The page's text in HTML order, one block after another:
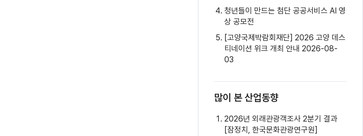
청년들이 만드는 첨단 공공서비스 AI 영
상 공모전
[고양국제박람회재단] 2026 고양 데스
티네이션 위크 개최 안내 2026-08-
03
많이 본 산업동향
2026년 외래관광객조사 2분기 결과
[잠정치, 한국문화관광연구원]